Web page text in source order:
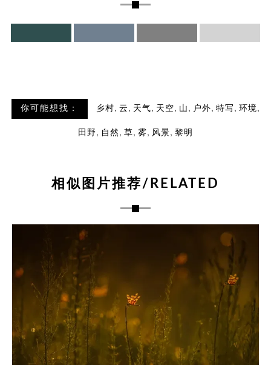
你可能想找： 乡村, 云 , 天气, 天空, 山 , 户外, 特写, 环境,
田野, 自然 , 草, 雾, 风景, 黎明
相似图片推荐/RELATED